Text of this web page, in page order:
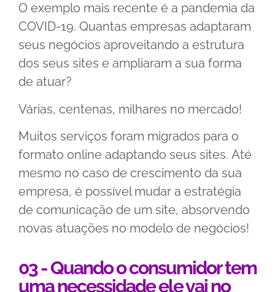
O exemplo mais recente é a pandemia da
COVID-19. Quantas empresas adaptaram
seus negócios aproveitando a estrutura
dos seus sites e ampliaram a sua forma
de atuar?
Várias, centenas, milhares no mercado!
Muitos serviços foram migrados para o
formato online adaptando seus sites. Até
mesmo no caso de crescimento da sua
empresa, é possível mudar a estratégia
de comunicação de um site, absorvendo
novas atuações no modelo de negócios!
03 - Quando o consumidor tem
uma necessidade ele vai no